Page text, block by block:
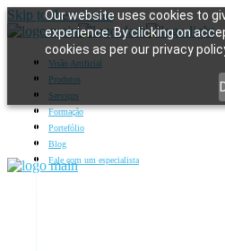
Our website uses cookies to
experience. By clicking on
cookies as per our privacy
Skip to the content
Visão Artificial
Produtos
Serviços
Formação
Portefólio
Blog
Fale com um especialista